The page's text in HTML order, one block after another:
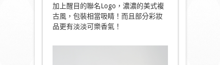
加上醒目的聯名Logo，濃濃的美式複
古風，包裝相當吸睛！而且部分彩妝
品更有淡淡可樂香氣！